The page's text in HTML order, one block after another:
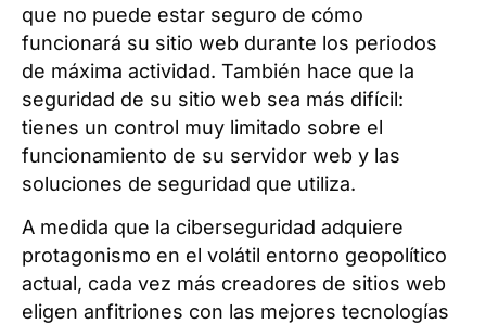
que no puede estar seguro de cómo
funcionará su sitio web durante los periodos
de máxima actividad. También hace que la
seguridad de su sitio web sea más difícil:
tienes un control muy limitado sobre el
funcionamiento de su servidor web y las
soluciones de seguridad que utiliza.
A medida que la ciberseguridad adquiere
protagonismo en el volátil entorno geopolítico
actual, cada vez más creadores de sitios web
eligen anfitriones con las mejores tecnologías